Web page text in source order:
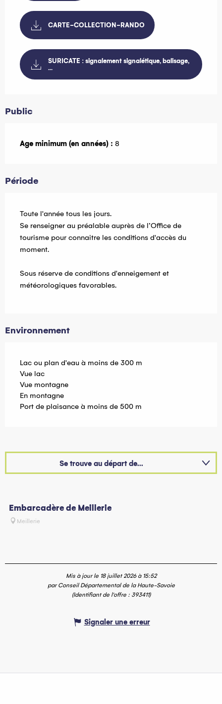
CARTE-COLLECTION-RANDO
SURICATE : signalement signalétique, balisage,
...
Public
Age minimum (en années) : 8
Période
Toute l'année tous les jours.
Se renseigner au préalable auprès de l’Office de
tourisme pour connaitre les conditions d'accès du
moment.
Sous réserve de conditions d'enneigement et
météorologiques favorables.
Environnement
Lac ou plan d'eau à moins de 300 m
Vue lac
Vue montagne
En montagne
Port de plaisance à moins de 500 m
Se trouve au départ de...
A dans son périmètre...
Embarcadère de Meillerie
Meillerie
Mis à jour le 18 juillet 2026 à 15:52
par Conseil Départemental de la Haute-Savoie
(Identifiant de l'offre : 393411)
Signaler une erreur